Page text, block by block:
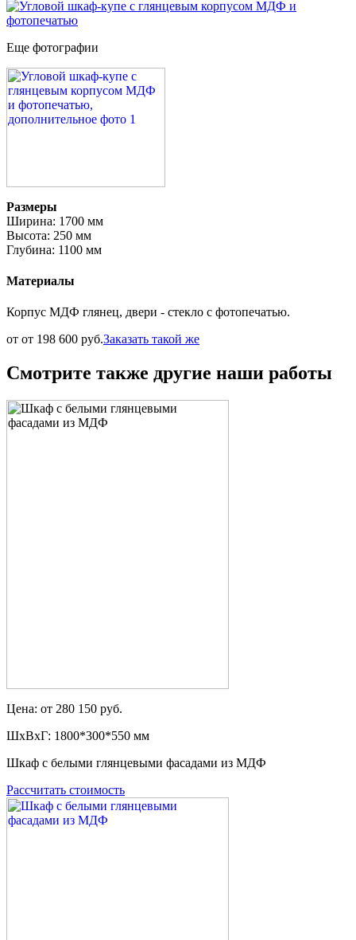
Еще фотографии
Размеры
Ширина: 1700 мм
Высота: 250 мм
Глубина: 1100 мм
Материалы
Корпус МДФ глянец, двери - стекло с фотопечатью.
от от 198 600 руб.Заказать такой же
Смотрите также другие наши работы
Цена: от 280 150 руб.
ШxВxГ: 1800*300*550 мм
Шкаф с белыми глянцевыми фасадами из МДФ
Рассчитать стоимость